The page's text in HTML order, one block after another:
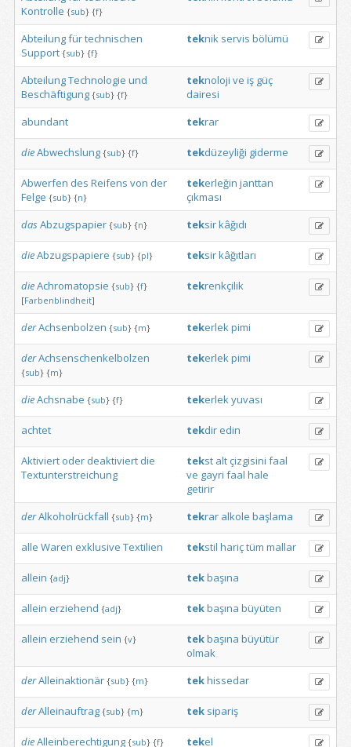
Kontrolle {sub} {f}
Abteilungfürtechnischen
Support {sub} {f}
teknik servis bölümü
AbteilungTechnologie und
Beschäftigung {sub} {f}
teknoloji ve iş güç
dairesi
abundant
tekrar
dieAbwechslung {sub} {f} tekdüzeyliği giderme
Abwerfen des Reifens von der
Felge {sub} {n}
tekerleğin janttan
çıkması
dasAbzugspapier {sub} {n} teksirkâğıdı
dieAbzugspapiere {sub} {pl} teksirkâğıtları
dieAchromatopsie {sub} {f}
[Farbenblindheit]
tekrenkçilik
derAchsenbolzen {sub} {m} tekerlekpimi
derAchsenschenkelbolzen
{sub} {m}
tekerlekpimi
dieAchsnabe {sub} {f} tekerlekyuvası
achtet tekdir edin
Aktiviert oder deaktiviert die
Textunterstreichung
tekst alt çizgisini faal
ve gayri faal hale
getirir
derAlkoholrückfall {sub} {m} tekrar alkole başlama
alle Waren exklusive Textilien tekstil hariçtüm mallar
allein {adj} tekbaşına
allein erziehend {adj} tekbaşına büyüten
allein erziehend sein {v} tekbaşına büyütür
olmak
derAlleinaktionär {sub} {m} tekhissedar
derAlleinauftrag {sub} {m} tek sipariş
dieAlleinberechtigung {sub} {f} tekel